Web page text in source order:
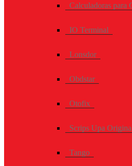
Calculadoras para
IO Terminal
Lonsdor
Obdstar
Otofix
Scrips Upa
Tango